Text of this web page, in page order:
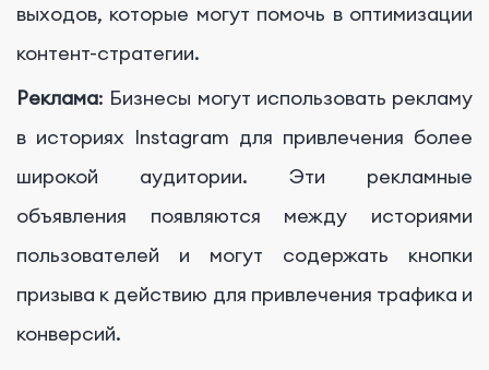
выходов, которые могут помочь в оптимизации
контент-стратегии.
Реклама: Бизнесы могут использовать рекламу
в историях Instagram для привлечения более
широкой аудитории. Эти рекламные
объявления появляются между историями
пользователей и могут содержать кнопки
призыва к действию для привлечения трафика и
конверсий.